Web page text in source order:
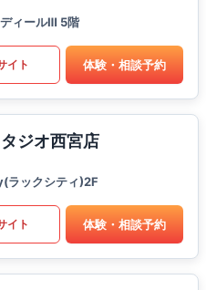
ィールⅢ 5階
イト 体験・相談予約
ジオ西宮店
ラックシティ)2F
イト 体験・相談予約